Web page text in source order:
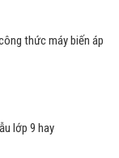
thức máy biến áp
lớp 9 hay